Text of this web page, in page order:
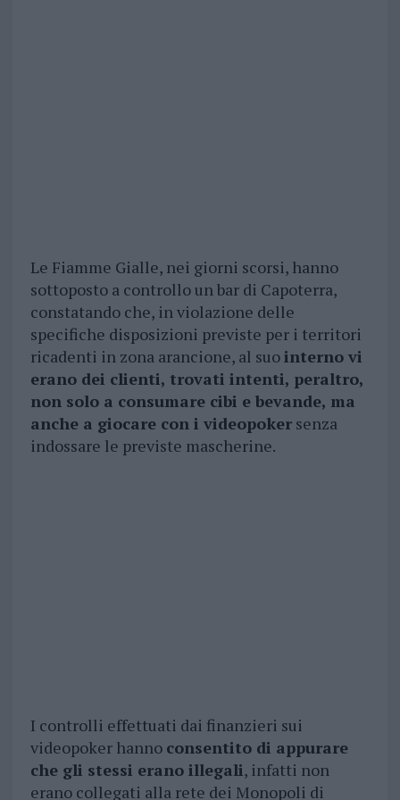
Le Fiamme Gialle, nei giorni scorsi, hanno
sottoposto a controllo un bar di Capoterra,
constatando che, in violazione delle
specifiche disposizioni previste per i territori
ricadenti in zona arancione, al suointerno vi
erano dei clienti, trovati intenti, peraltro,
non solo a consumare cibi e bevande, ma
anche a giocare con i videopokersenza
indossare le previste mascherine.
I controlli effettuati dai finanzieri sui
videopoker hanno consentito di appurare
che gli stessi erano illegali, infatti non
erano collegati alla rete dei Monopoli di